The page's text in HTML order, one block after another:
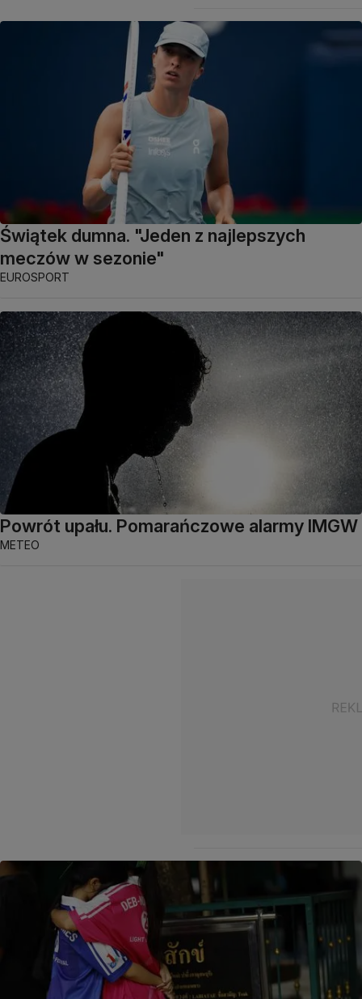
Świątek dumna. "Jeden z najlepszych
meczów w sezonie"
EUROSPORT
Powrót upału. Pomarańczowe alarmy IMGW
METEO